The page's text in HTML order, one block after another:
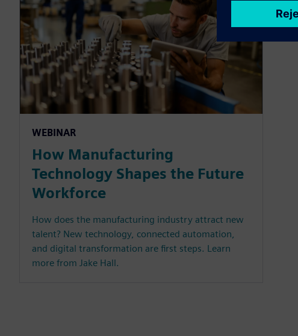
WEBINAR
How Manufacturing
Technology Shapes the Future
Workforce
How does the manufacturing industry attract new
talent? New technology, connected automation,
and digital transformation are first steps. Learn
more from Jake Hall.